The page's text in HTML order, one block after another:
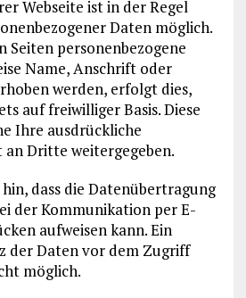
Webseite ist in der Regel
Daten möglich.
Seiten personenbezogene
Name, Anschrift oder
werden, erfolgt dies,
auf freiwilliger Basis. Diese
Ihre ausdrückliche
Dritte weitergegeben.
dass die Datenübertragung
der Kommunikation per E-
aufweisen kann. Ein
der Daten vor dem Zugriff
möglich.